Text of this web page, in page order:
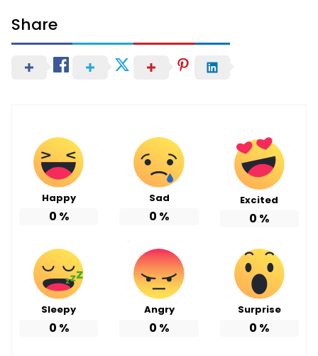
Share
Happy
0 %
Sad
0 %
Excited
0 %
Sleepy
0 %
Angry
0 %
Surprise
0 %